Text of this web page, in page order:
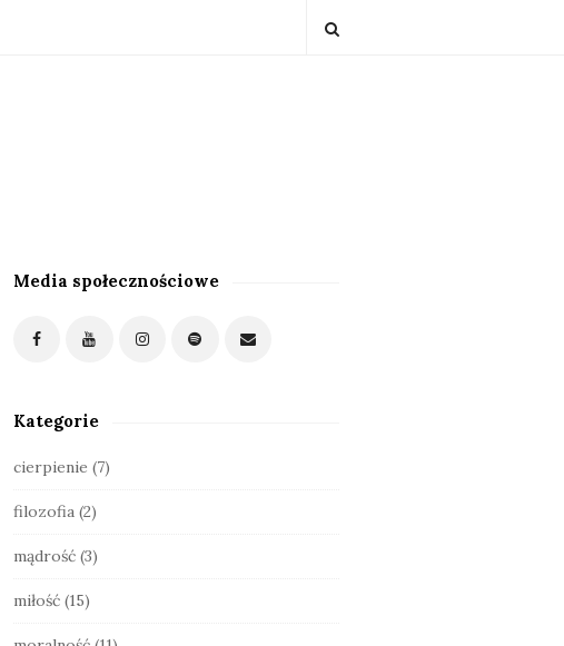
S
d
a
Media społecznościowe
Kategorie
cierpienie (7)
filozofia(2)
mądrość(3)
miłość(15)